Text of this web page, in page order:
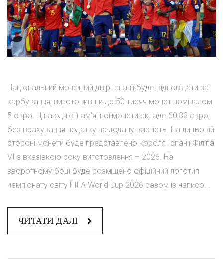
Національний монетний двір Іспанії буде відповідати за
карбування, виготовивши до 50 тисяч монет номіналом
5 євро. Ціна однієї пам'ятної монети складе 60,33 євро,
без врахування податку на додану вартість. На лицьовій
стороні монети буде представлено короля Іспанії Філіпа
VI з вказівкою року виготовлення – 2026. На
зворотному боці буде розміщено офіційний логотип
чемпіонату світу FIFA World Cup 2026 разом із написо...
ЧИТАТИ ДАЛІ